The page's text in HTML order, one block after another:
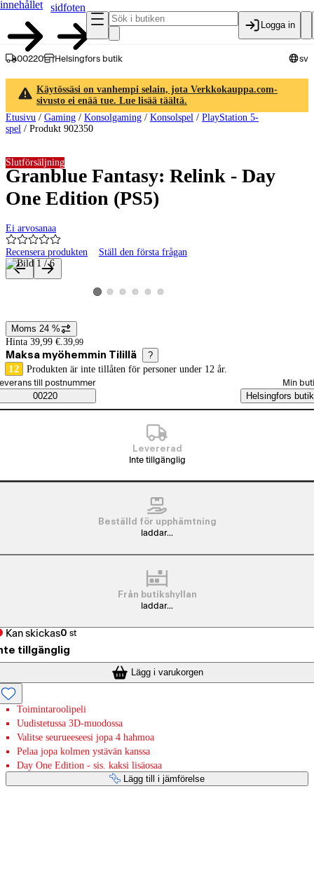
innehållet
sidfoten
Logga in
00220 Helsingfors butik sv
Käytössäsi on vanhempi selain, jota Verkkokauppa.com-
sivusto ei enää tue. Lue lisää täältä.
Etusivu / Gaming / Konsolgaming / Konsolspel / PlayStation 5-
spel / Produkt 902350
Granblue Fantasy: Relink - Day
One Edition (PS5)
Ei arvosanaa
Recensera produkten Ställ den första frågan
Slutförsäljning
Produktbilder och videor
Visa produktbild 1
Visa produktbild 2
Visa produktbild 3
Visa produktbild 4
Visa produktbild 5
Visa produktbild 6
Prisinformation
Moms 24 %
Hinta 39,99 €. 39,99
Maksa myöhemmin Tilillä ?
12 Produkten är inte tillåten för personer under 12 år.
Saatavuustiedot
beställningssätt
till postnummer
00220
Min
Helsingfors butik
Levererad
Inte tillgänglig
Beställd för upphämtning
laddar...
Från butikshyllan
laddar...
Kan skickas0 st
tillgänglig
Lägg i varukorgen
Toimintaroolipeli
Uudistetussa 3D-muodossa
Valitse seurueeseesi jopa 4 hahmoa
Pelaa jopa kolmen ystävän kanssa
Day One Edition - sis. kaksi lisäosaa
Lägg till i jämförelse